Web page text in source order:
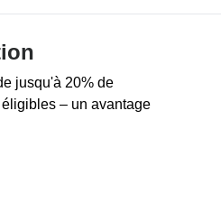
jusqu'à 20% de
– un avantage